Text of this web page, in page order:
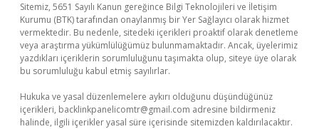
Sitemiz, 5651 Sayılı Kanun gereğince Bilgi Teknolojileri ve İletişim
Kurumu (BTK) tarafından onaylanmış bir Yer Sağlayıcı olarak hizmet
vermektedir. Bu nedenle, sitedeki içerikleri proaktif olarak denetleme
veya araştırma yükümlülüğümüz bulunmamaktadır. Ancak, üyelerimiz
yazdıkları içeriklerin sorumluluğunu taşımakta olup, siteye üye olarak
bu sorumluluğu kabul etmiş sayılırlar.
Hukuka ve yasal düzenlemelere aykırı olduğunu düşündüğünüz
içerikleri, backlinkpanelicomtr@gmail.com adresine bildirmeniz
halinde, ilgili içerikler yasal süre içerisinde sitemizden kaldırılacaktır.